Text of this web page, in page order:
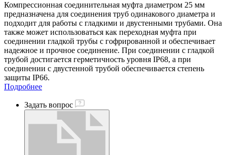
Компрессионная соединительная муфта диаметром 25 мм
предназначена для соединения труб одинакового диаметра и
подходит для работы с гладкими и двустенными трубами. Она
также может использоваться как переходная муфта при
соединении гладкой трубы с гофрированной и обеспечивает
надежное и прочное соединение. При соединении с гладкой
трубой достигается герметичность уровня IP68, а при
соединении с двустенной трубой обеспечивается степень
защиты IP66.
Подробнее
Задать вопрос